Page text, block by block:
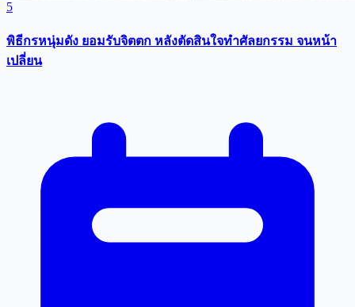
5
พิธีกรหนุ่มดัง ยอมรับจิตตก หลังตัดสินใจทำศัลยกรรม จนหน้า
เปลี่ยน